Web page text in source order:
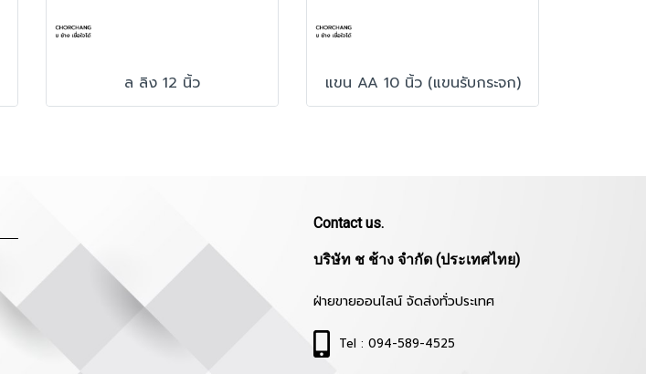
ล ลิง 12 นิ้ว แขน AA 10 นิ้ว (แขนรับกระจก)
Contact us.
บริษัท ช ช้าง จำกัด (ประเทศไทย)
ฝ่ายขายออนไลน์ จัดส่งทั่วประเทศ
Tel : 094-589-4525